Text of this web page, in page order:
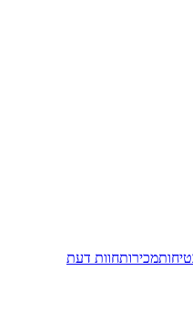
מכירותחוות דעת